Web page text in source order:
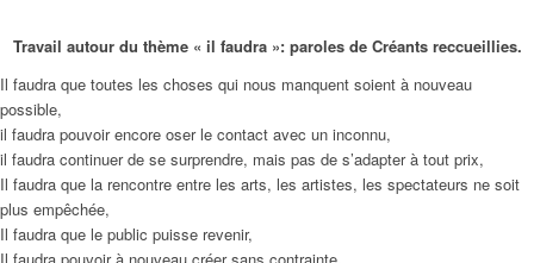
Travail autour du thème « il faudra »: paroles de Créants reccueillies.
Il faudra que toutes les choses qui nous manquent soient à nouveau
possible,
il faudra pouvoir encore oser le contact avec un inconnu,
il faudra continuer de se surprendre, mais pas de s’adapter à tout prix,
Il faudra que la rencontre entre les arts, les artistes, les spectateurs ne soit
plus empêchée,
Il faudra que le public puisse revenir,